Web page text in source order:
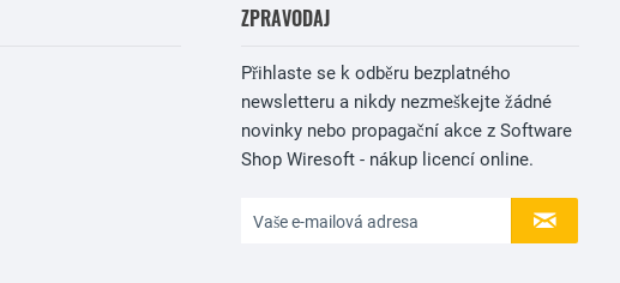
ZPRAVODAJ
Přihlaste se k odběru bezplatného
newsletteru a nikdy nezmeškejte žádné
novinky nebo propagační akce z Software
Shop Wiresoft - nákup licencí online.